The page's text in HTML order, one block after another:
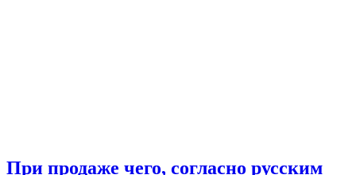
При продаже чего, согласно русским